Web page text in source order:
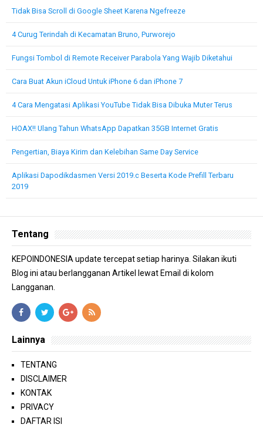
Tidak Bisa Scroll di Google Sheet Karena Ngefreeze
4 Curug Terindah di Kecamatan Bruno, Purworejo
Fungsi Tombol di Remote Receiver Parabola Yang Wajib Diketahui
Cara Buat Akun iCloud Untuk iPhone 6 dan iPhone 7
4 Cara Mengatasi Aplikasi YouTube Tidak Bisa Dibuka Muter Terus
HOAX!! Ulang Tahun WhatsApp Dapatkan 35GB Internet Gratis
Pengertian, Biaya Kirim dan Kelebihan Same Day Service
Aplikasi Dapodikdasmen Versi 2019.c Beserta Kode Prefill Terbaru
2019
Tentang
KEPOINDONESIA update tercepat setiap harinya. Silakan ikuti
Blog ini atau berlangganan Artikel lewat Email di kolom
Langganan.
Lainnya
TENTANG
DISCLAIMER
KONTAK
PRIVACY
DAFTAR ISI